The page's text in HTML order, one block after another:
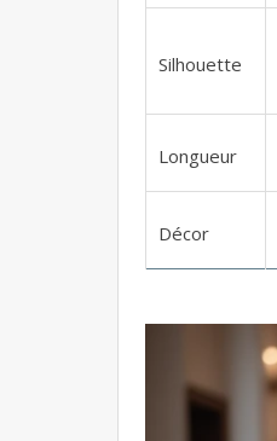
Silhouette
Longueur
Décor